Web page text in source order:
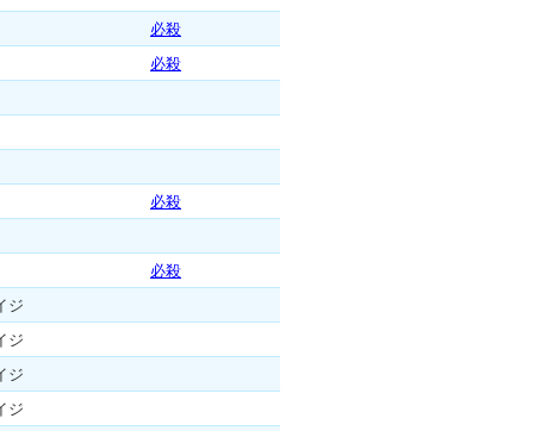
必殺
必殺
必殺
必殺
ジ
ジ
ジ
ジ